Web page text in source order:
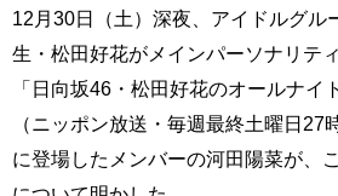
12月30日（土）深夜、アイドルグル
生・松田好花がメインパーソナリテ
「日向坂46・松田好花のオールナイ
（ニッポン放送・毎週最終土曜日27
に登場したメンバーの河田陽菜が、